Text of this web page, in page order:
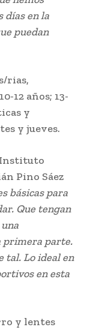
días en la
puedan
rias,
12 años; 13-
y
y jueves.
Pino Sáez
básicas para
Que tengan
primera parte.
tal. Lo ideal en
en esta
y lentes